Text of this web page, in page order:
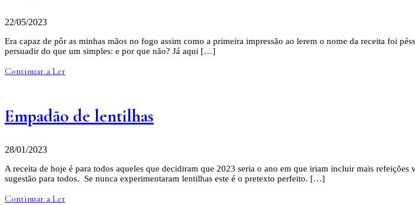
22/05/2023
Era capaz de pôr as minhas mãos no fogo assim como a primeira impressão ao lerem o nome da receita foi
persuadir do que um simples: e por que não? Já aqui […]
Continuar a Ler
Empadão de lentilhas
28/01/2023
A receita de hoje é para todos aqueles que decidiram que 2023 seria o ano em que iriam incluir mais
sugestão para todos. Se nunca experimentaram lentilhas este é o pretexto perfeito. […]
Continuar a Ler